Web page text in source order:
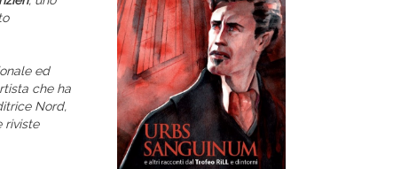
ed
che ha
Nord,
riviste